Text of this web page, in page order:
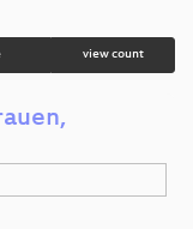
view count